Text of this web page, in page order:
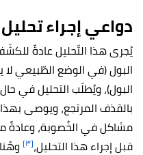
دواعي إجراء
يُجرى هذا التّحليل عادةً
البول (في الوضع الطّبيعي
البول)، ويُطلَب التحليل في
بالقذف المرتجع، ويوصى
مشاكل في الخُصوبة، وعادةً
قبل إجراء هذا التحليل،[٣]